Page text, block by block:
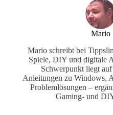
Mario
Mario schreibt bei
Spiele, DIY und digitale
Schwerpunkt liegt
Anleitungen zu Windows,
Problemlösungen –
Gaming- und